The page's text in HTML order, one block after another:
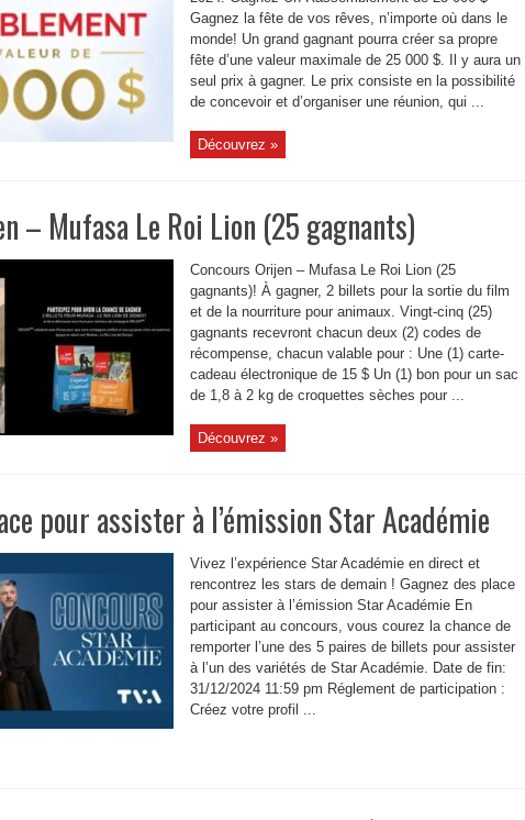
Gagnez la fête de vos rêves, n’importe où dans le
monde! Un grand gagnant pourra créer sa propre
fête d’une valeur maximale de 25 000 $. Il y aura un
seul prix à gagner. Le prix consiste en la possibilité
de concevoir et d’organiser une réunion, qui ...
Découvrez »
– Mufasa Le Roi Lion (25 gagnants)
Concours Orijen – Mufasa Le Roi Lion (25
gagnants)! À gagner, 2 billets pour la sortie du film
et de la nourriture pour animaux. Vingt-cinq (25)
gagnants recevront chacun deux (2) codes de
récompense, chacun valable pour : Une (1) carte-
cadeau électronique de 15 $ Un (1) bon pour un sac
de 1,8 à 2 kg de croquettes sèches pour ...
Découvrez »
pour assister à l’émission Star Académie
Vivez l’expérience Star Académie en direct et
rencontrez les stars de demain ! Gagnez des place
pour assister à l’émission Star Académie En
participant au concours, vous courez la chance de
remporter l’une des 5 paires de billets pour assister
à l’un des variétés de Star Académie. Date de fin:
31/12/2024 11:59 pm Réglement de participation :
Créez votre profil ...